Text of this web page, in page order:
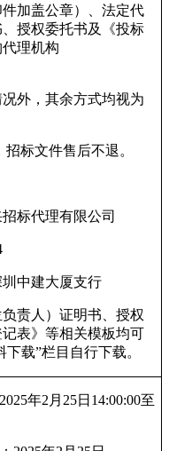
加盖公章）、法定代
授权委托书及《投标
理机构
外，其余方式均视为
标文件售后不退。
标代理有限公司
中建大厦支行
责人）证明书、授权
表》等相关模板均可
载”栏目自行下载。
年2月25日14:00:00至